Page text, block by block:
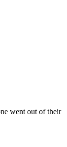
went out of their